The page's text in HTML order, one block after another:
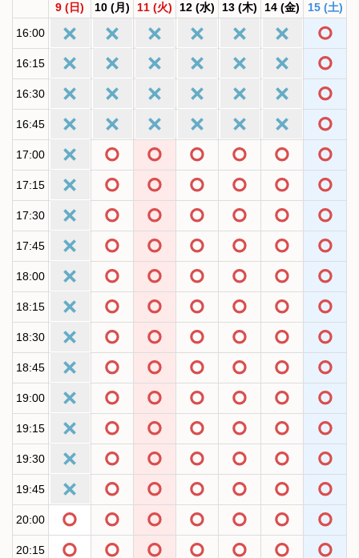
9 (日) 10 (月) 11 (火) 12 (水) 13 (木) 14 (金) 15 (土)
16:00
16:15
16:30
16:45
17:00
17:15
17:30
17:45
18:00
18:15
18:30
18:45
19:00
19:15
19:30
19:45
20:00
20:15